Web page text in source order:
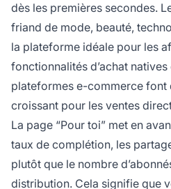
dès les premières secondes.
friand de mode, beauté,
la plateforme idéale pour les
fonctionnalités d’achat
plateformes e-commerce font
croissant pour les ventes
La page “Pour toi” met en
taux de complétion, les
plutôt que le nombre
distribution. Cela signifie que